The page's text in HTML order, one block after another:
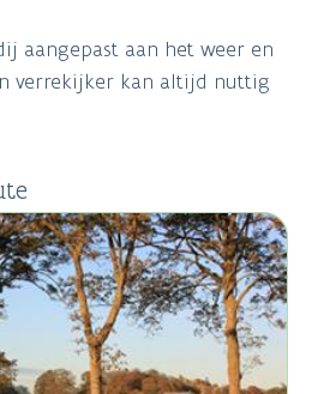
aangepast aan het weer en
verrekijker kan altijd nuttig